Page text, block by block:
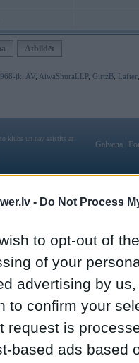
- Do Not Process
to opt-out of
of your
advertising by
to confirm your
request is
based ads based
Atbildēt
968-jk AV AiwaShuraLLP, GirtzB Lafter
klubs un nav saistīts ar
Galvena